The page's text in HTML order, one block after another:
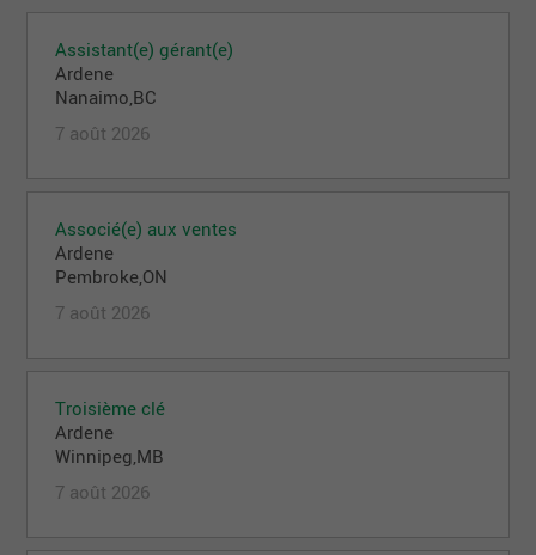
Assistant(e) gérant(e)
Ardene
Nanaimo,BC
7 août 2026
Associé(e) aux ventes
Ardene
Pembroke,ON
7 août 2026
Troisième clé
Ardene
Winnipeg,MB
7 août 2026